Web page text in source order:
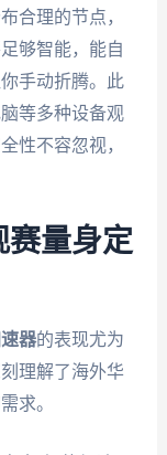
合理的节点，
够智能，能自
手动折腾。此
等多种设备观
性不容忽视，
赛量身定
器的表现尤为
理解了海外华
求。